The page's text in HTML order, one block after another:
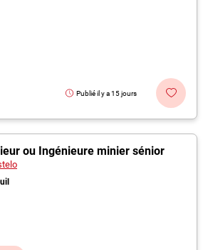
Publié il y a 15 jours
ou Ingénieure minier sénior